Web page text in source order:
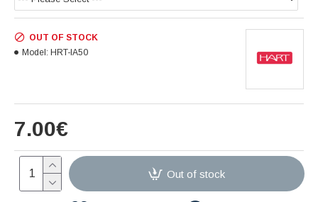
7.00€
OUT OF STOCK
Model: HRT-IA50
Out of stock